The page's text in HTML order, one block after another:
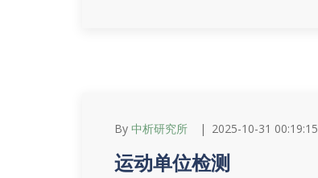
By 中析研究所 2025-10-31 00:19:15
运动单位检测